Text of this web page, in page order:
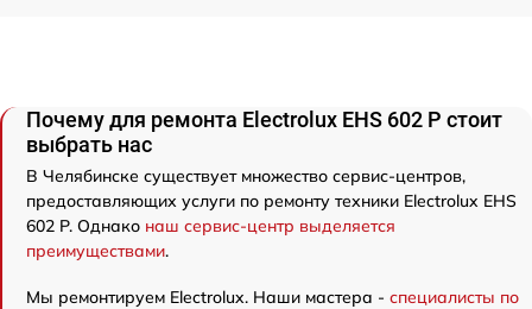
Почему для ремонта Electrolux EHS 602 P стоит
выбрать нас
В Челябинске существует множество сервис-центров,
предоставляющих услуги по ремонту техники Electrolux EHS
602 P. Однако наш сервис-центр выделяется
преимуществами.
Мы ремонтируем Electrolux. Наши мастера - специалисты по